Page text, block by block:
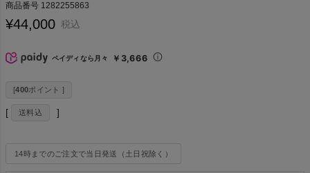
商品番号 1282255863
¥44,000 税込
ペイディなら月々 ￥3,666
[400ポイント ]
送料込
14時までのご注文で当日発送（土日祝除く）